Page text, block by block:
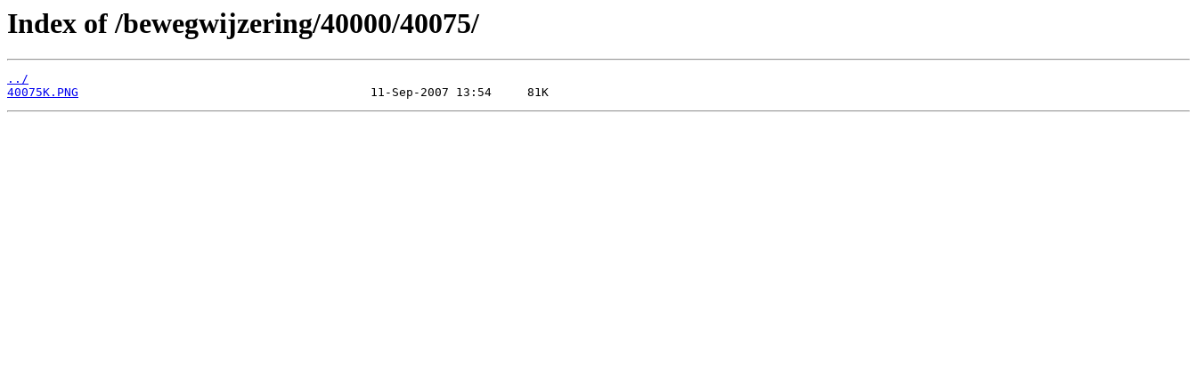
Index of /bewegwijzering/40000/40075/
../
40075K.PNG